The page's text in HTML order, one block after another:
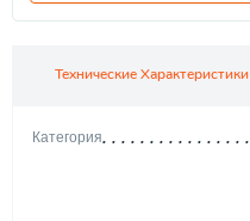
Технические Характеристики
Категория